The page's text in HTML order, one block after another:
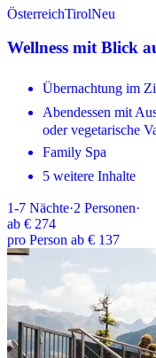
ÖsterreichTirolNeu
Wellness mit Blick
Übernachtung im
Abendessen mit
oder vegetarische
Family Spa
5 weitere Inhalte
1-7 Nächte·2 Personen·
ab € 274
pro Person ab € 137